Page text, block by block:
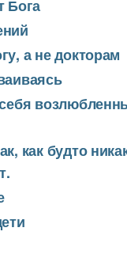
Бога
а не докторам
как будто